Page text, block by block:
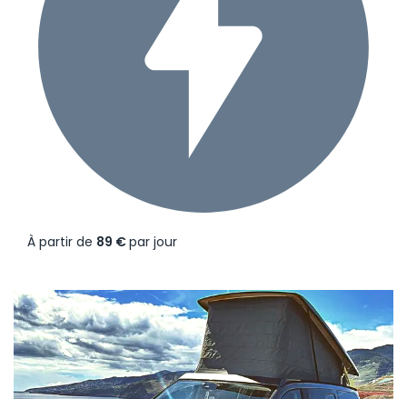
À partir de 89 €par jour